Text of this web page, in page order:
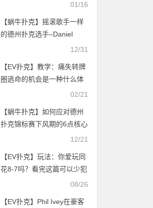
01/16
【蜗牛扑克】摇滚歌手一样
的德州扑克选手–Daniel
12/31
【EV扑克】教学：痛失转牌
圈逃命的机会是一种什么体
02/21
【蜗牛扑克】如何应对德州
扑克锦标赛下风期的6点核心
12/21
【EV扑克】玩法：你爱玩同
花8-7吗？看完这篇可以少犯
08/26
【EV扑克】Phil Ivey在豪客